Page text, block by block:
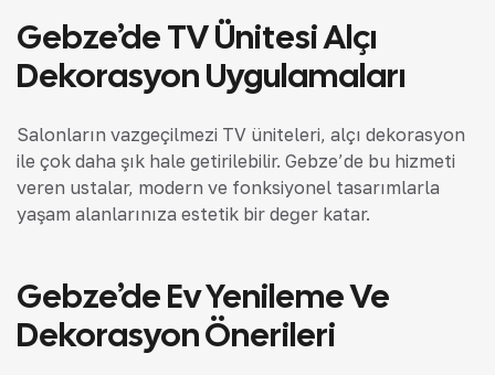
Gebze’de TV Ünitesi Alçı
Dekorasyon Uygulamaları
Salonların vazgeçilmezi TV üniteleri, alçı dekorasyon
ile çok daha şık hale getirilebilir. Gebze’de bu hizmeti
veren ustalar, modern ve fonksiyonel tasarımlarla
yaşam alanlarınıza estetik bir değer katar.
Gebze’de Ev Yenileme Ve
Dekorasyon Önerileri